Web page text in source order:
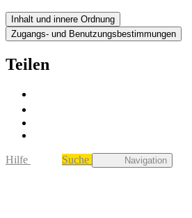
Inhalt und innere Ordnung
Zugangs- und Benutzungsbestimmungen
Teilen
Hilfe Suche Navigation